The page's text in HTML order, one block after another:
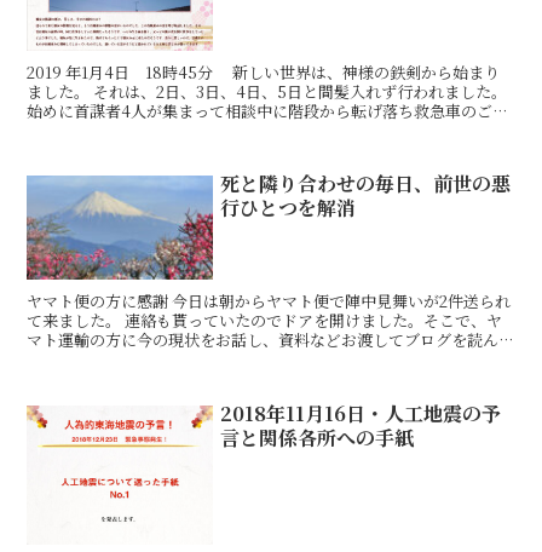
2019 年1月4日 18時45分 新しい世界は、神様の鉄剣から始まり
ました。 それは、2日、3日、4日、5日と間髪入れず行われました。
始めに首謀者4人が集まって相談中に階段から転げ落ち救急車のご厄
死と隣り合わせの毎日、前世の悪
行ひとつを解消
ヤマト便の方に感謝 今日は朝からヤマト便で陣中見舞いが2件送られ
て来ました。 連絡も貰っていたのでドアを開けました。そこで、ヤ
マト運輸の方に今の現状をお話し、資料などお渡してブログを読んで
2018年11月16日・人工地震の予
言と関係各所への手紙